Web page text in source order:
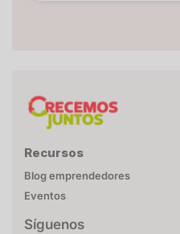
Recursos
Blog emprendedores
Eventos
Síguenos